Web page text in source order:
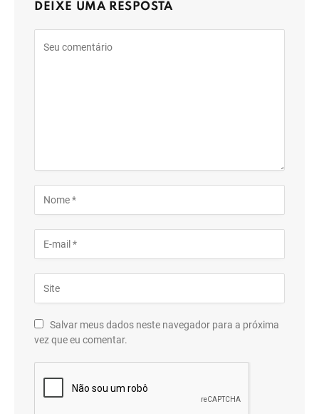
DEIXE UMA RESPOSTA
Salvar meus dados neste navegador para a próxima
vez que eu comentar.